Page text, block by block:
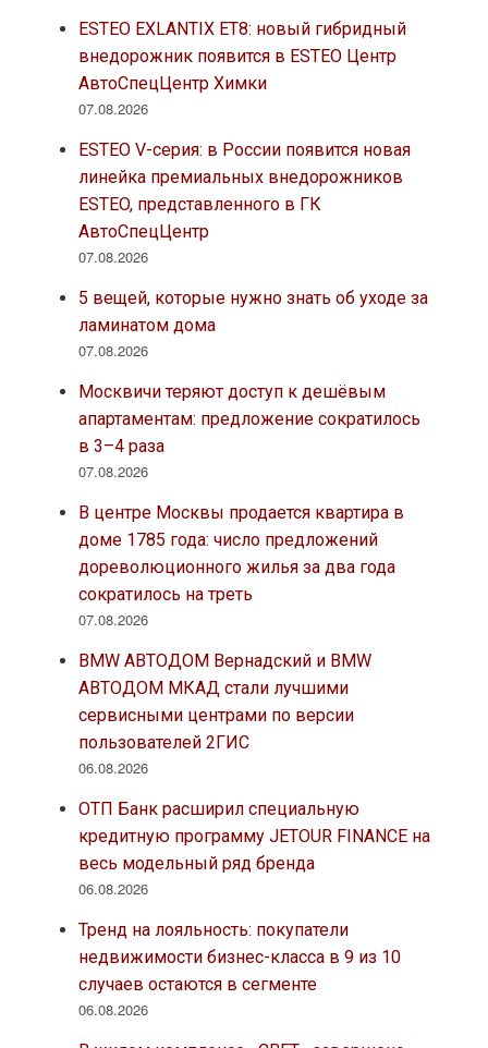
ESTEO EXLANTIX ET8: новый гибридный
внедорожник появится в ESTEO Центр
АвтоСпецЦентр Химки
07.08.2026
ESTEO V-серия: в России появится новая
линейка премиальных внедорожников
ESTEO, представленного в ГК
АвтоСпецЦентр
07.08.2026
5 вещей, которые нужно знать об уходе за
ламинатом дома
07.08.2026
Москвичи теряют доступ к дешёвым
апартаментам: предложение сократилось
в 3–4 раза
07.08.2026
В центре Москвы продается квартира в
доме 1785 года: число предложений
дореволюционного жилья за два года
сократилось на треть
07.08.2026
BMW АВТОДОМ Вернадский и BMW
АВТОДОМ МКАД стали лучшими
сервисными центрами по версии
пользователей 2ГИС
06.08.2026
ОТП Банк расширил специальную
кредитную программу JETOUR FINANCE на
весь модельный ряд бренда
06.08.2026
Тренд на лояльность: покупатели
недвижимости бизнес-класса в 9 из 10
случаев остаются в сегменте
06.08.2026